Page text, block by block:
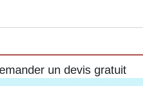
un devis gratuit